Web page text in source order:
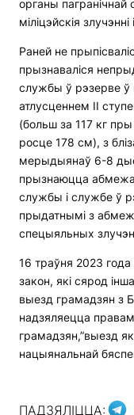
органы
міліцэйскія злучэнні
Раней не
прызнаваліся
службы ў рэзерве ў
атлусценнем II
(больш за 117 кг
росце 178 см), з
мерыдыянаў 6-8
прызнаюцца
службы і службе ў
прыдатнымі з
спецыяльных
16 траўня 2023
закон, які сярод
выезд грамадзян з
надзяляецца
грамадзян,”выезд
нацыянальнай
ПАДЗЯЛІЦЦА: